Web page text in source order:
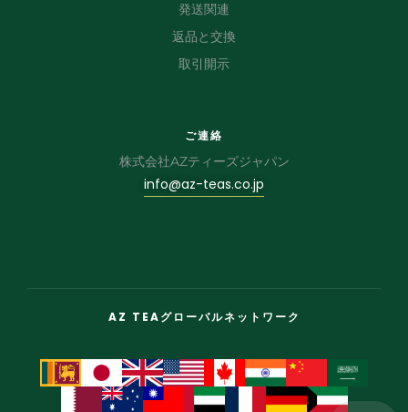
発送関連
返品と交換
取引開示
ご連絡
株式会社AZティーズジャパン
info@az-teas.co.jp
AZ TEAグローバルネットワーク